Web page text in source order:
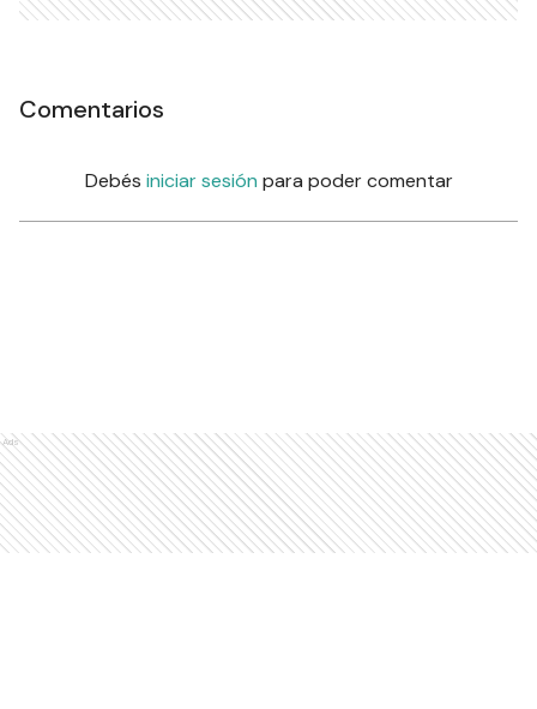
Comentarios
Debés iniciar sesión para poder comentar
Ads